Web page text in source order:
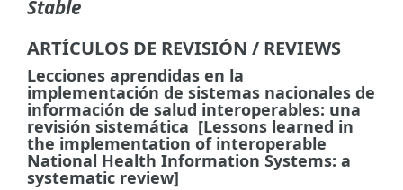
Stable
ARTÍCULOS DE REVISIÓN / REVIEWS
Lecciones aprendidas en la
implementación de sistemas nacionales de
información de salud interoperables: una
revisión sistemática [Lessons learned in
the implementation of interoperable
National Health Information Systems: a
systematic review]